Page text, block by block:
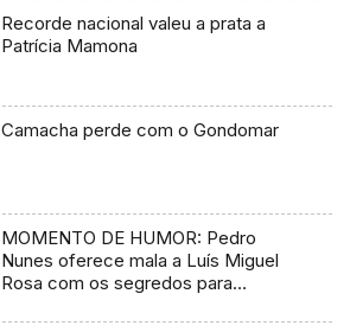
Recorde nacional valeu a prata a
Patrícia Mamona
Camacha perde com o Gondomar
MOMENTO DE HUMOR: Pedro
Nunes oferece mala a Luís Miguel
Rosa com os segredos para